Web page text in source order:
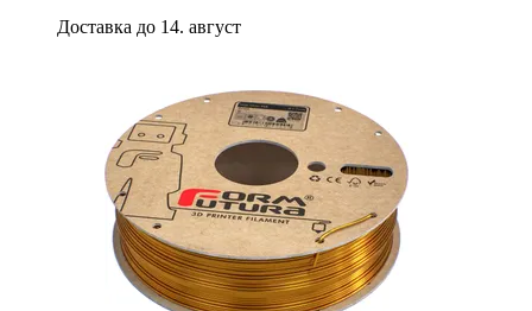
Доставка до 14. август